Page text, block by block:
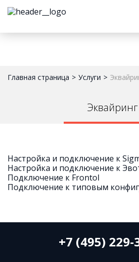
Главная страница Услуги
Эквайринг
Настройка и подключение к
Настройка и подключение к
Подключение к Frontol
Подключение к типовым
+7 (495) 229-